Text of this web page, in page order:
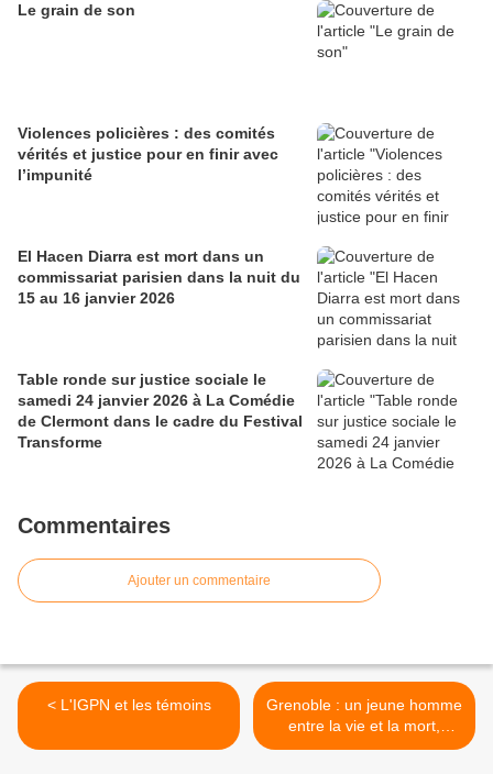
Le grain de son
Violences policières : des comités
vérités et justice pour en finir avec
l’impunité
El Hacen Diarra est mort dans un
commissariat parisien dans la nuit du
15 au 16 janvier 2026
Table ronde sur justice sociale le
samedi 24 janvier 2026 à La Comédie
de Clermont dans le cadre du Festival
Transforme
Commentaires
Ajouter un commentaire
< L'IGPN et les témoins
Grenoble : un jeune homme
entre la vie et la mort,
l’IGPN saisie >